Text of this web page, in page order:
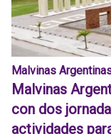
Malvinas
Malvinas
con dos
actividades